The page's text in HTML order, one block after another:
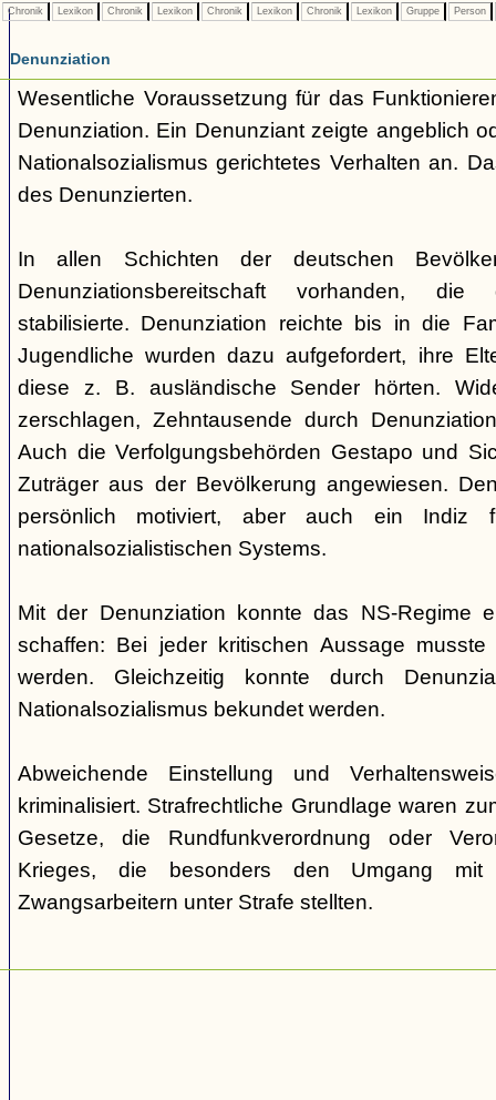
Chronik Lexikon Chronik Lexikon Chronik Lexikon Chronik Lexikon Gruppe Person
Denunziation
Wesentliche Voraussetzung für das
Denunziation. Ein Denunziant zeigte angeblich
Nationalsozialismus gerichtetes Verhalten an.
des Denunzierten.
In allen Schichten der deutschen
Denunziationsbereitschaft vorhanden, die
stabilisierte. Denunziation reichte bis in die
Jugendliche wurden dazu aufgefordert, ihre
diese z. B. ausländische Sender hörten.
zerschlagen, Zehntausende durch
Auch die Verfolgungsbehörden Gestapo und
Zuträger aus der Bevölkerung angewiesen.
persönlich motiviert, aber auch ein Indiz
nationalsozialistischen Systems.
Mit der Denunziation konnte das NS-Regime
schaffen: Bei jeder kritischen Aussage
werden. Gleichzeitig konnte durch
Nationalsozialismus bekundet werden.
Abweichende Einstellung und
kriminalisiert. Strafrechtliche Grundlage waren
Gesetze, die Rundfunkverordnung oder
Krieges, die besonders den Umgang mit
Zwangsarbeitern unter Strafe stellten.